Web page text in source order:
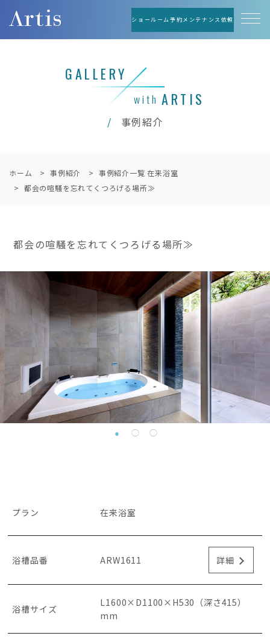
ショールーム予約 メンテナンス依頼
GALLERY
with ARTIS
事例紹介
ホーム 事例紹介
事例紹介一覧 在来浴室
都会の喧騒を忘れてくつろげる場所≫
都会の喧騒を忘れてくつろげる場所≫
プラン 在来浴室
浴槽品番 ARW1611 詳細
浴槽サイズ
L1600×D1100×H530（深さ415）
mm